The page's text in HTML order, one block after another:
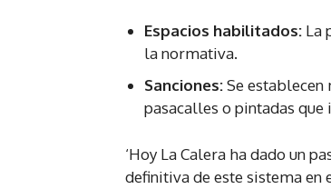
Espacios habilitados: La
la normativa.
Sanciones:Se
pasacalles o pintadas
‘Hoy La Calera ha dado un
definitiva de este sistema en